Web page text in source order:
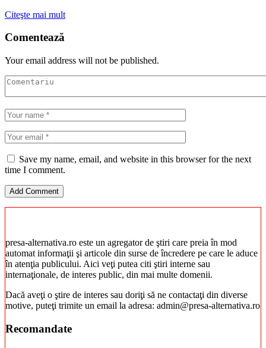
Citeşte mai mult
Comentează
Your email address will not be published.
Save my name, email, and website in this browser for the next
time I comment.
presa-alternativa.ro este un agregator de ştiri care preia în mod
automat informaţii şi articole din surse de încredere pe care le aduce
în atenţia publicului. Aici veţi putea citi ştiri interne sau
internaţionale, de interes public, din mai multe domenii.
Dacă aveţi o ştire de interes sau doriţi să ne contactaţi din diverse
motive, puteţi trimite un email la adresa: admin@presa-alternativa.ro
Recomandate